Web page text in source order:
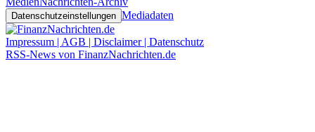
Datenschutzeinstellungen Mediadaten
Impressum | AGB | Disclaimer | Datenschutz
RSS-News von FinanzNachrichten.de